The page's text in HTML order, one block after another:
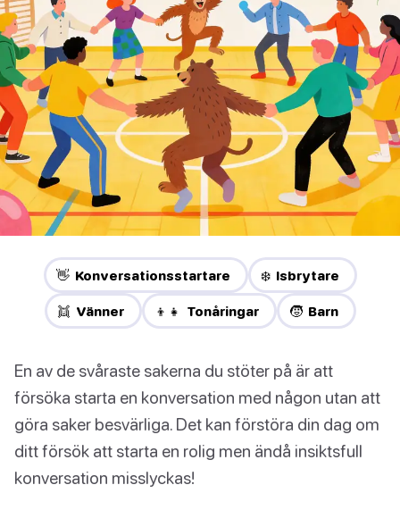
👋 Konversationsstartare ❄️ Isbrytare
👯 Vänner 👦👧 Tonåringar 🧒 Barn
En av de svåraste sakerna du stöter på är att
försöka starta en konversation med någon utan att
göra saker besvärliga. Det kan förstöra din dag om
ditt försök att starta en rolig men ändå insiktsfull
konversation misslyckas!